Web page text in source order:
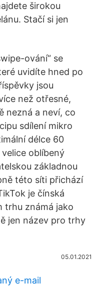
širokou
Stačí si jen
ování“ se
uvidíte hned po
jsou
než otřesné,
nezná a neví, co
sdílení mikro
délce 60
oblíbený
základnou
této síti přichází
je čínská
trhu známá jako
jen název pro trhy
05.01.2021
e-mail